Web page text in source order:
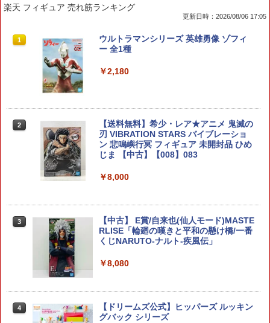
1
ダイヤスレンジャー 【PMKJ042】 (工
具)
￥1,320
2
HGUC 1/144 『機動戦士ガンダム』 MS-
05B ザクI (プラモデル)
￥1,320
ズ No.5 ソーラーモーター 02 76005
￥1,337
1/1 『メガミデバイス M.S.G』 10 フェ
イスセット PUNI☆MOFU用 01 スキンカ
ラーE 【KP908】 (プラモデル)
楽天 フィギュア 売れ筋ランキング
更新日時：2026/08/06 17:05
1
ウルトラマンシリーズ 英雄勇像 ゾフィ
ー 全1種
￥2,180
2
【送料無料】希少・レア★アニメ 鬼滅の
刃 VIBRATION STARS バイブレーショ
ン 悲鳴嶼行冥 フィギュア 未開封品 ひめ
じま 【中古】【008】083
￥8,000
3
【中古】 E賞/自来也(仙人モード)MASTE
RLISE「輪廻の嘆きと平和の懸け橋/一番
くじNARUTO-ナルト-疾風伝」
￥8,080
4
【ドリームズ公式】ヒッパーズ ルッキン
グバック シリーズ